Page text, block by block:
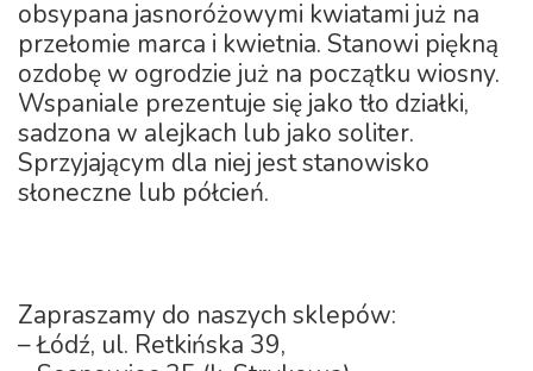
obsypana jasnoróżowymi kwiatami już na
przełomie marca i kwietnia. Stanowi piękną
ozdobę w ogrodzie już na początku wiosny.
Wspaniale prezentuje się jako tło działki,
sadzona w alejkach lub jako soliter.
Sprzyjającym dla niej jest stanowisko
słoneczne lub półcień.
Zapraszamy do naszych sklepów:
– Łódź, ul. Retkińska 39,